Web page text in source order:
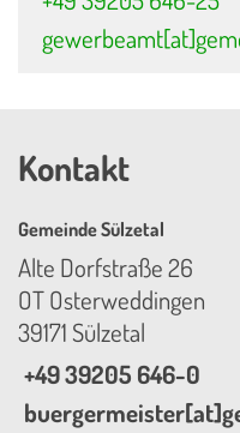
Kontakt
Gemeinde Sülzetal
Alte Dorfstraße 26
OT Osterweddingen
39171 Sülzetal
+49 39205 646-0